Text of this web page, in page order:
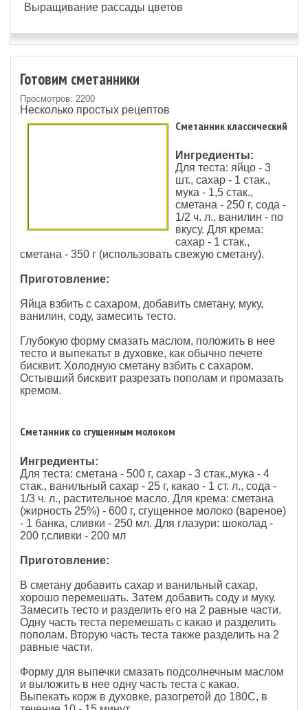
Выращивание рассады цветов
Готовим сметанники
Просмотров: 2200
Несколько простых рецептов
Сметанник классический
Ингредиенты:
Для теста: яйцо - 3
шт., сахар - 1 стак.,
мука - 1,5 стак.,
сметана - 250 г, сода -
1/2 ч. л., ванилин - по
вкусу. Для крема:
сахар - 1 стак.,
сметана - 350 г (использовать свежую сметану).
Приготовление:
Яйца взбить с сахаром, добавить сметану, муку,
ванилин, соду, замесить тесто.
Глубокую форму смазать маслом, положить в нее
тесто и выпекатьт в духовке, как обычно печете
бисквит. Холодную сметану взбить с сахаром.
Остывший бисквит разрезать пополам и промазать
кремом.
Сметанник со сгущенным молоком
Ингредиенты:
Для теста: сметана - 500 г, сахар - 3 стак.,мука - 4
стак., ванильный сахар - 25 г, какао - 1 ст. л., сода -
1/3 ч. л., растительное масло. Для крема: сметана
(жирность 25%) - 600 г, сгущенное молоко (вареное)
- 1 банка, сливки - 250 мл. Для глазури: шоколад -
200 г,сливки - 200 мл
Приготовление:
В сметану добавить сахар и ванильный сахар,
хорошо перемешать. Затем добавить соду и муку.
Замесить тесто и разделить его на 2 равные части.
Одну часть теста перемешать с какао и разделить
пополам. Вторую часть теста также разделить на 2
равные части.
Форму для выпечки смазать подсолнечным маслом
и выложить в нее одну часть теста с какао.
Выпекать корж в духовке, разогретой до 180С, в